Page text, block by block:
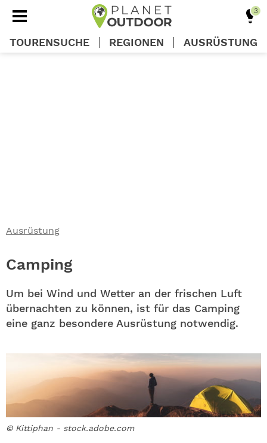
Ausrüstung
Camping
Um bei Wind und Wetter an der frischen Luft
übernachten zu können, ist für das Camping
eine ganz besondere Ausrüstung notwendig.
© Kittiphan - stock.adobe.com
TOURENSUCHE REGIONEN AUSRÜSTUNG
ABO
GEWINNEN
ALLE THEMEN
SHOP